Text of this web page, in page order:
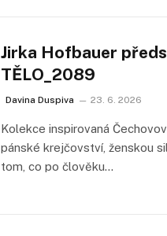
Jirka Hofbauer
TĚLO_2089
Davina Duspiva 23. 6. 2026
Kolekce inspirovaná
pánské krejčovství, ženskou
tom, co po člověku…